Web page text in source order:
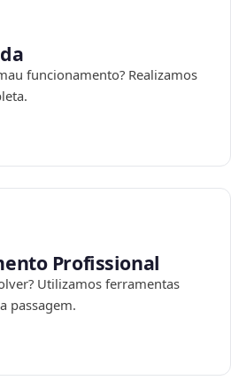
funcionamento? Realizamos
Profissional
Utilizamos ferramentas
passagem.